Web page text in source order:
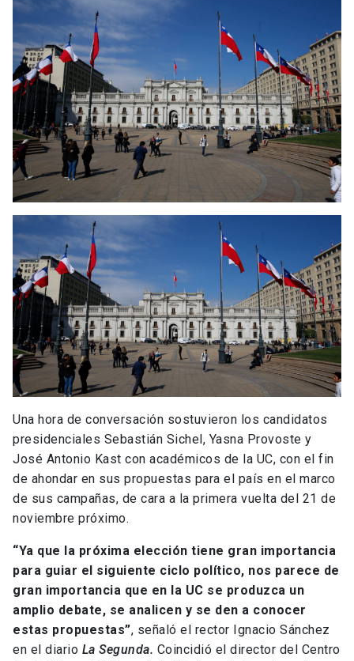
Una hora de conversación sostuvieron los candidatos
presidenciales Sebastián Sichel, Yasna Provoste y
José Antonio Kast con académicos de la UC, con el fin
de ahondar en sus propuestas para el país en el marco
de sus campañas, de cara a la primera vuelta del 21 de
noviembre próximo.
“Ya que la próxima elección tiene gran importancia
para guiar el siguiente ciclo político, nos parece de
gran importancia que en la UC se produzca un
amplio debate, se analicen y se den a conocer
estas propuestas”, señaló el rector Ignacio Sánchez
en el diario La Segunda. Coincidió el director del Centro